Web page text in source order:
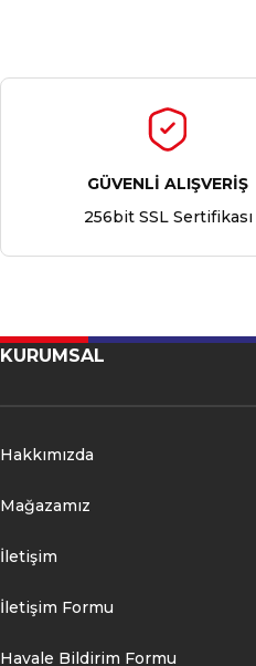
GÜVENLİ ALIŞVERİŞ
256bit SSL Sertifikası
KURUMSAL
Hakkımızda
Mağazamız
İletişim
İletişim Formu
Havale Bildirim Formu